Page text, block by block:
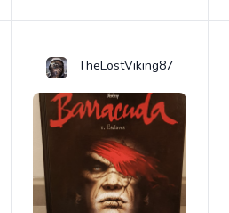
TheLostViking87